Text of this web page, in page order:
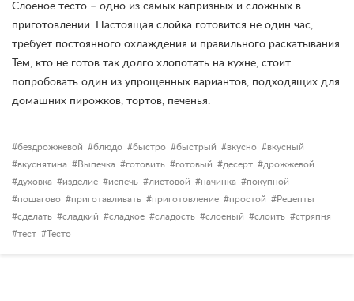
Слоеное тесто – одно из самых капризных и сложных в
приготовлении. Настоящая слойка готовится не один час,
требует постоянного охлаждения и правильного раскатывания.
Тем, кто не готов так долго хлопотать на кухне, стоит
попробовать один из упрощенных вариантов, подходящих для
домашних пирожков, тортов, печенья.
бездрожжевой блюдо быстро быстрый вкусно
вкусный
вкуснятина
Выпечка готовить готовый десерт
дрожжевой
духовка
изделие испечь листовой начинка
покупной
пошагово
приготавливать приготовление простой
Рецепты
сделать
сладкий сладкое сладость слоеный слоить
стряпня
тест
Тесто